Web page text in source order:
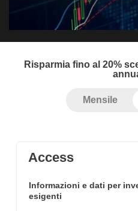
Risparmia fino al 20%
Mensile
Access
Informazioni e dati per
esigenti